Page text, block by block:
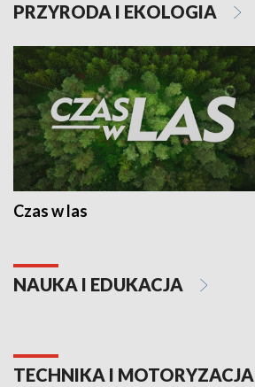
PRZYRODA I EKOLOGIA
Czas w las
NAUKA I EDUKACJA
TECHNIKA I MOTORYZACJA